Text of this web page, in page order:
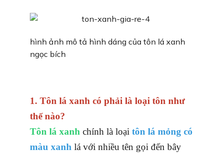
hình ảnh mô tả hình dáng của tôn lá xanh
ngọc bích
1. Tôn lá xanh có phải là loại tôn như
thế nào?
Tôn lá xanh chính là loại tôn lá mỏng có
màu xanh lá với nhiều tên gọi đến bây